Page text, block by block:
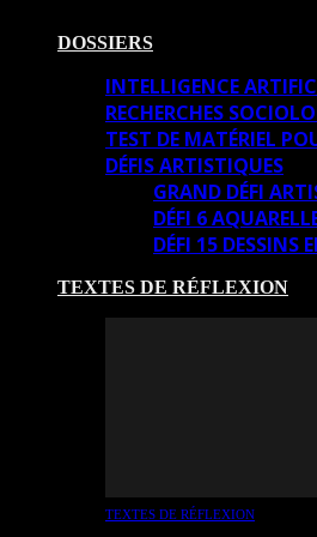
DOSSIERS
INTELLIGENCE
RECHERCHES
TEST DE MATÉRIEL
DÉFIS ARTISTIQUES
GRAND DÉFI
DÉFI 6
DÉFI 15 DESSINS
TEXTES DE RÉFLEXION
TEXTES DE RÉFLEXION